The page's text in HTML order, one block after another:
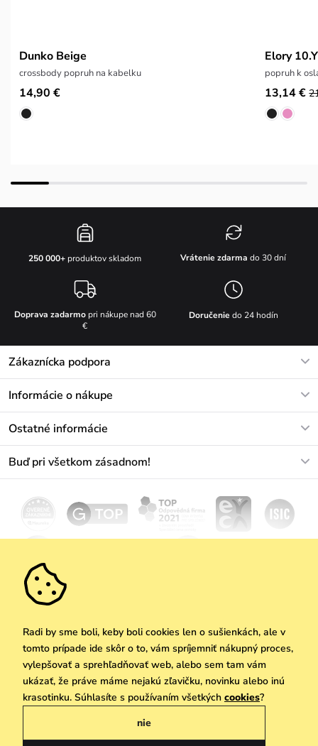
Dunko Beige
crossbody popruh na kabelku
14,90 €
Elory
popruh k
13,14 €
250 000+ produktov skladom Vrátenie zdarma do 30 dní
Doprava zadarmopri nákupe nad 60
€
Doručenie do 24 hodín
Zákaznícka podpora
info@vuch.sk
Informácie o nákupe
Materiály a údržba
Vrátenie a reklamácia
Ostatné informácie
Darčekové poukazy
We Care
Vuchlook
Predajne
Buď pri všetkom zásadnom!
Odoberať
Copyright © 2026 Vuch s.r.o. Všetky práva vyhradené. Technicky zabezpečuje
Simplia.cz
Radi by sme boli, keby boli cookies len o sušienkách, ale v
tomto prípade ide skôr o to, vám spríjemniť nákupný proces,
vylepšovať a sprehľadňovať web, alebo sem tam vám
ukázať, že práve máme nejakú zľavičku, novinku alebo inú
krasotinku. Súhlasíte s používaním všetkých cookies?
nie